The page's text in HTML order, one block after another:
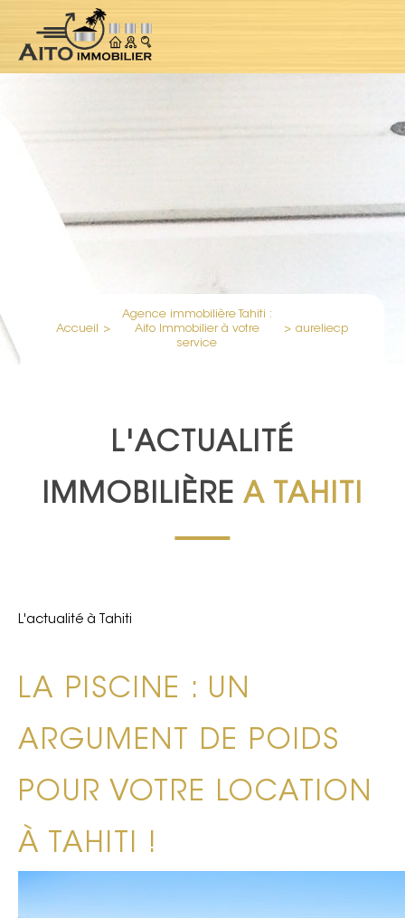
Accueil >
Agence immobilière Tahiti :
Aito Immobilier à votre
service
> aureliecp
L'ACTUALITÉ
IMMOBILIÈRE A TAHITI
L'actualité à Tahiti
LA PISCINE : UN
ARGUMENT DE POIDS
POUR VOTRE LOCATION
À TAHITI !